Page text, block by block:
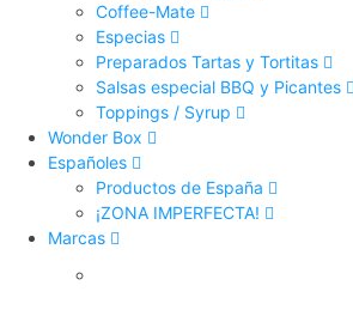
Coffee-Mate
Especias
Preparados Tartas y Tortitas
Salsas especial BBQ y Picantes
Toppings / Syrup
Wonder Box
Españoles
Productos de España
¡ZONA IMPERFECTA!
Marcas